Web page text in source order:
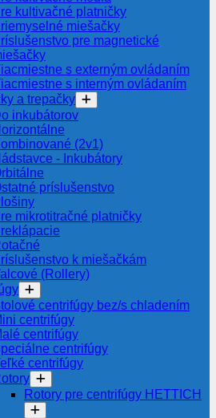
kultivačné platničky
miešačky
pre magnetické
s externým ovládaním
s interným ovládaním
a trepačky
inkubátorov
(2v1)
- Inkubátory
príslušenstvo
mikrotitračné platničky
k miešačkám
(Rollery)
centrifúgy bez/s chladením
centrifúgy
centrifúgy
centrifúgy
centrifúgy
Rotory pre centrifúgy HETTICH